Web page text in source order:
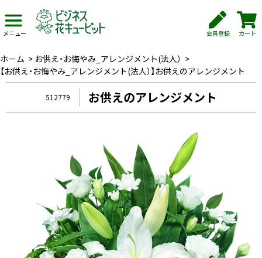
メニュー 会員登録 カート
ホーム > お供え・お悔やみ_アレンジメント(法人） >
【お供え・お悔やみ_アレンジメント(法人）】お供えのアレンジメント
512779 お供えのアレンジメント